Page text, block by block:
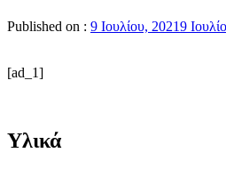
Published on : 9 Ιουλίου, 20219
[ad_1]
Υλικά